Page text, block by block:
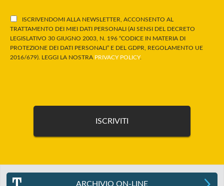
ISCRIVENDOMI ALLA NEWSLETTER, ACCONSENTO AL
TRATTAMENTO DEI MIEI DATI PERSONALI (AI SENSI DEL DECRETO
LEGISLATIVO 30 GIUGNO 2003, N. 196 “CODICE IN MATERIA DI
PROTEZIONE DEI DATI PERSONALI” E DEL GDPR, REGOLAMENTO UE
2016/679). LEGGI LA NOSTRA PRIVACY POLICY.
ARCHIVIO ON-LINE